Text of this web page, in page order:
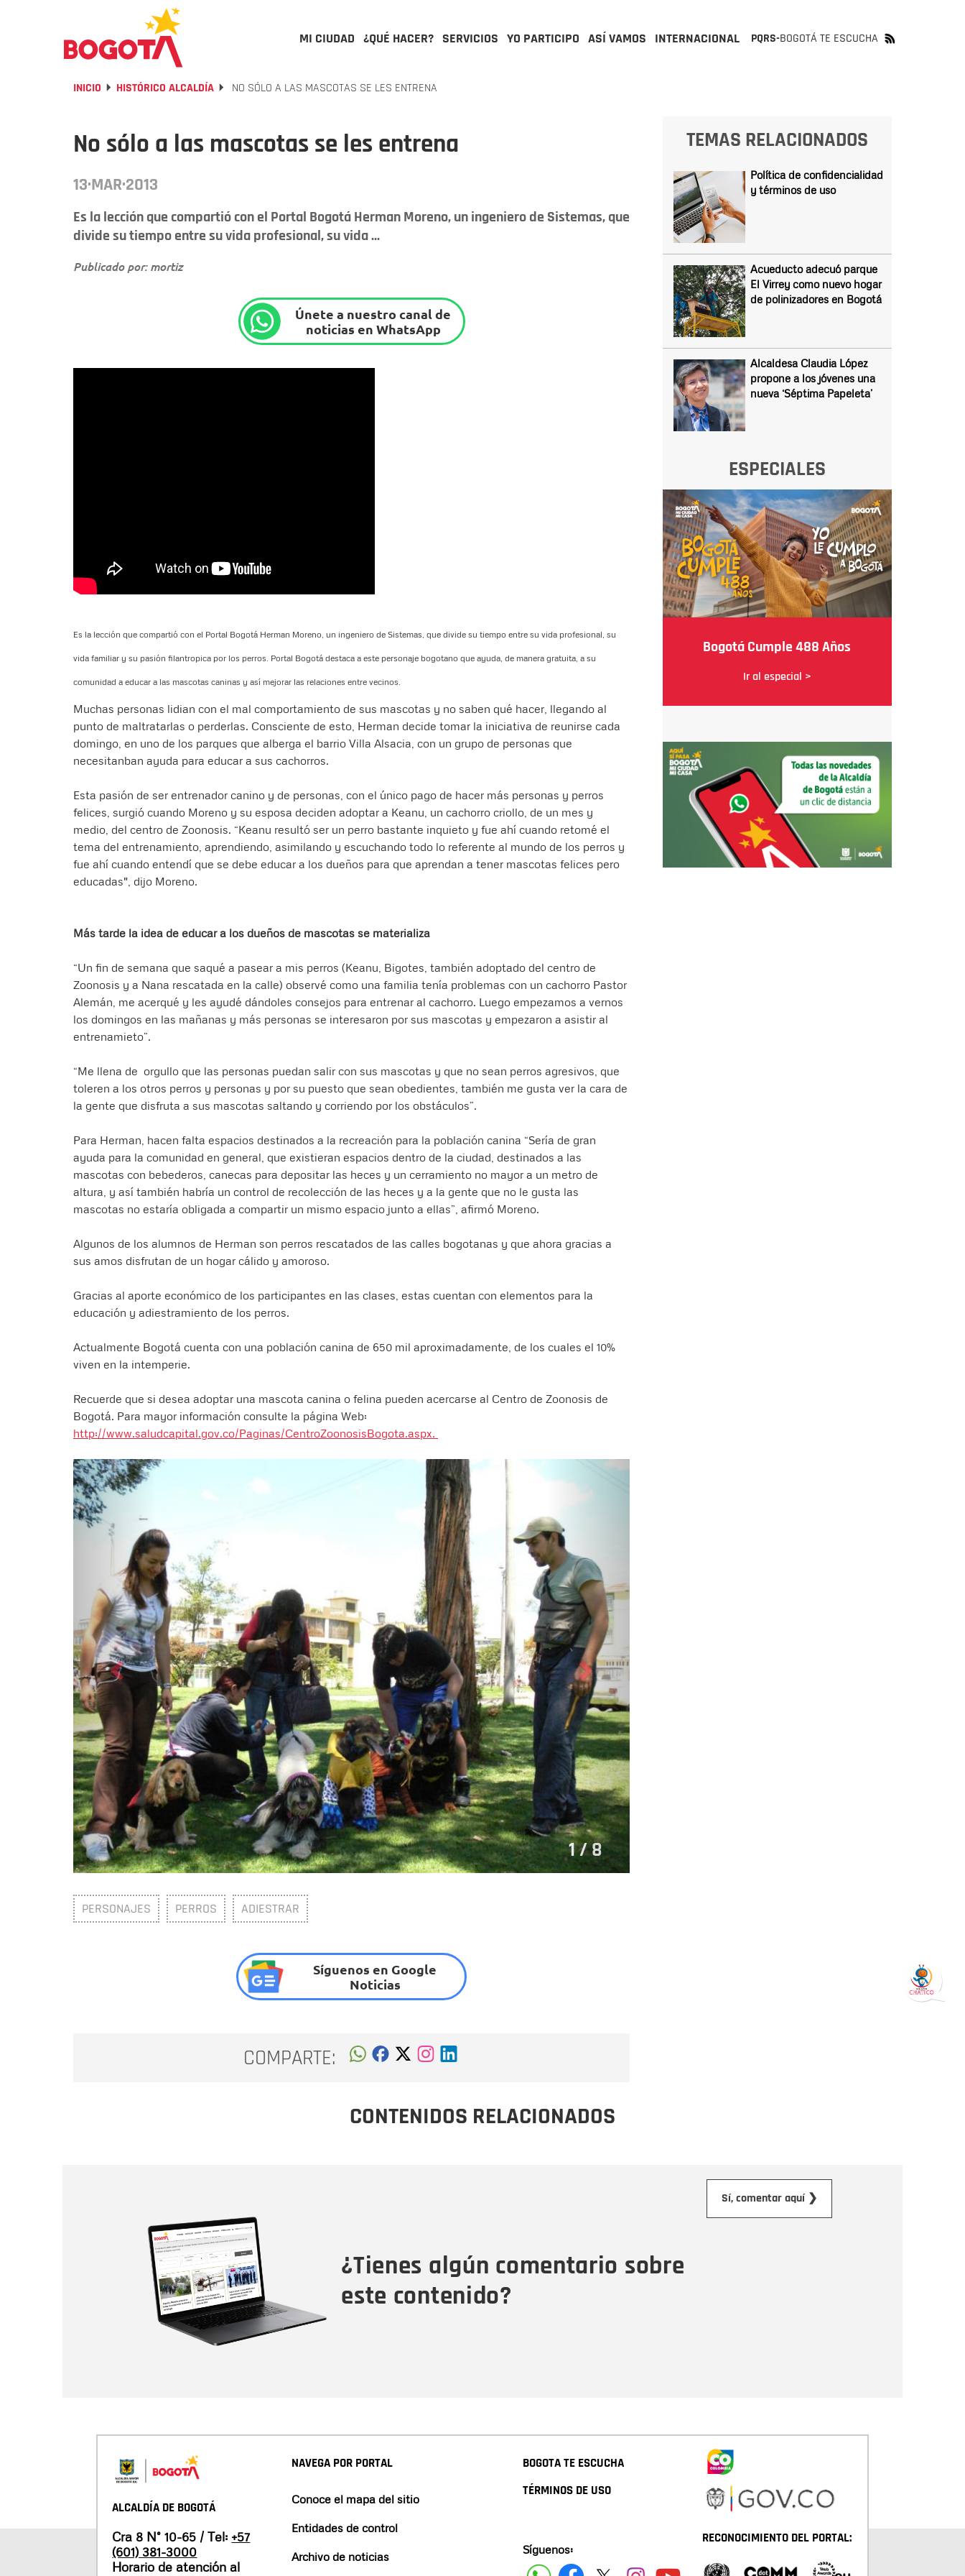
MI CIUDAD ¿QUÉ HACER? SERVICIOS YO PARTICIPO ASÍ VAMOS INTERNACIONAL PQRS-BOGOTÁ TE ESCUCHA
INICIO HISTÓRICO ALCALDÍA NO SÓLO A LAS MASCOTAS SE LES ENTRENA
No sólo a las mascotas se les entrena
13·MAR·2013
Es la lección que compartió con el Portal Bogotá Herman Moreno, un ingeniero de Sistemas, que
divide su tiempo entre su vida profesional, su vida ...
Publicado por: mortiz
Únete a nuestro canal de
noticias en WhatsApp
Es la lección que compartió con el Portal Bogotá Herman Moreno, un ingeniero de Sistemas, que divide su tiempo entre su vida profesional, su
vida familiar y su pasión filantropica por los perros. Portal Bogotá destaca a este personaje bogotano que ayuda, de manera gratuita, a su
comunidad a educar a las mascotas caninas y así mejorar las relaciones entre vecinos.
Muchas personas lidian con el mal comportamiento de sus mascotas y no saben qué hacer, llegando al
punto de maltratarlas o perderlas. Consciente de esto, Herman decide tomar la iniciativa de reunirse cada
domingo, en uno de los parques que alberga el barrio Villa Alsacia, con un grupo de personas que
necesitanban ayuda para educar a sus cachorros.
Esta pasión de ser entrenador canino y de personas, con el único pago de hacer más personas y perros
felices, surgió cuando Moreno y su esposa deciden adoptar a Keanu, un cachorro criollo, de un mes y
medio, del centro de Zoonosis. “Keanu resultó ser un perro bastante inquieto y fue ahí cuando retomé el
tema del entrenamiento, aprendiendo, asimilando y escuchando todo lo referente al mundo de los perros y
fue ahí cuando entendí que se debe educar a los dueños para que aprendan a tener mascotas felices pero
educadas", dijo Moreno.
Más tarde la idea de educar a los dueños de mascotas se materializa
“Un fin de semana que saqué a pasear a mis perros (Keanu, Bigotes, también adoptado del centro de
Zoonosis y a Nana rescatada en la calle) observé como una familia tenía problemas con un cachorro Pastor
Alemán, me acerqué y les ayudé dándoles consejos para entrenar al cachorro. Luego empezamos a vernos
los domingos en las mañanas y más personas se interesaron por sus mascotas y empezaron a asistir al
entrenamieto”.
“Me llena de orgullo que las personas puedan salir con sus mascotas y que no sean perros agresivos, que
toleren a los otros perros y personas y por su puesto que sean obedientes, también me gusta ver la cara de
la gente que disfruta a sus mascotas saltando y corriendo por los obstáculos”.
Para Herman, hacen falta espacios destinados a la recreación para la población canina “Sería de gran
ayuda para la comunidad en general, que existieran espacios dentro de la ciudad, destinados a las
mascotas con bebederos, canecas para depositar las heces y un cerramiento no mayor a un metro de
altura, y así también habría un control de recolección de las heces y a la gente que no le gusta las
mascotas no estaría obligada a compartir un mismo espacio junto a ellas”, afirmó Moreno.
Algunos de los alumnos de Herman son perros rescatados de las calles bogotanas y que ahora gracias a
sus amos disfrutan de un hogar cálido y amoroso.
Gracias al aporte económico de los participantes en las clases, estas cuentan con elementos para la
educación y adiestramiento de los perros.
Actualmente Bogotá cuenta con una población canina de 650 mil aproximadamente, de los cuales el 10%
viven en la intemperie.
Recuerde que si desea adoptar una mascota canina o felina pueden acercarse al Centro de Zoonosis de
Bogotá. Para mayor información consulte la página Web:
http://www.saludcapital.gov.co/Paginas/CentroZoonosisBogota.aspx.
2 / 8
Siguiente Anterior
PERSONAJES PERROS ADIESTRAR
Síguenos en Google
Noticias
COMPARTE:
TEMAS RELACIONADOS
Política de confidencialidad
y términos de uso
Acueducto adecuó parque
El Virrey como nuevo hogar
de polinizadores en Bogotá
Alcaldesa Claudia López
propone a los jóvenes una
nueva ‘Séptima Papeleta’
ESPECIALES
Bogotá Cumple 488 Años
Ir al especial >
CONTENIDOS RELACIONADOS
¿Tienes algún comentario sobre
este contenido?
Sí, comentar aquí ❯
ALCALDÍA DE BOGOTÁ
Cra 8 N° 10-65 / Tel: +57
(601) 381-3000
Horario de atención al
NAVEGA POR PORTAL
Conoce el mapa del sitio
Entidades de control
Archivo de noticias
BOGOTA TE ESCUCHA
TÉRMINOS DE USO
Síguenos:
RECONOCIMIENTO DEL PORTAL: